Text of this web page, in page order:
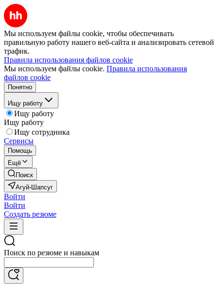
Мы используем файлы cookie, чтобы обеспечивать
правильную работу нашего веб-сайта и анализировать сетевой
трафик.
Правила использования файлов cookie
Мы используем файлы cookie. Правила использования
файлов cookie
Понятно
Ищу работу
Ищу работу
Ищу работу
Ищу сотрудника
Сервисы
Помощь
Ещё
Поиск
Агуй-Шапсуг
Войти
Войти
Создать резюме
Поиск по резюме и навыкам